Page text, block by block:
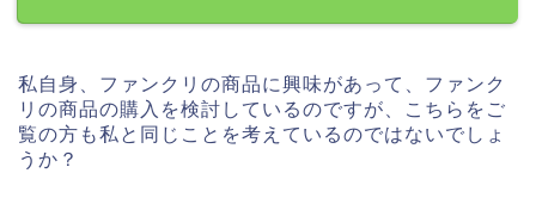
私自身、ファンクリの商品に興味があって、ファンク
リの商品の購入を検討しているのですが、こちらをご
覧の方も私と同じことを考えているのではないでしょ
うか？